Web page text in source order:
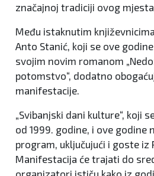
značajnoj tradiciji ovog mjesta.
Među istaknutim
Anto Stanić, koji se ove
svojim novim romanom
potomstvo“, dodatno
manifestacije.
„Svibanjski dani kulture“, koji
od 1999. godine, i ove godine
program, uključujući i goste iz
Manifestacija će trajati do
organizatori ističu kako iz